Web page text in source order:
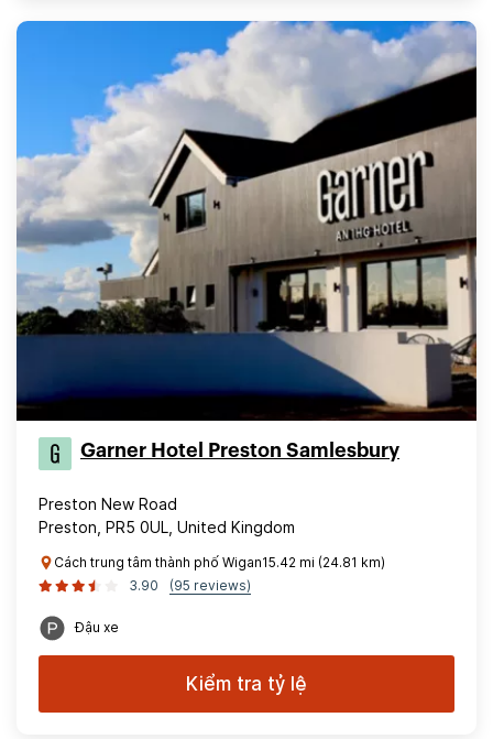
Garner Hotel Preston Samlesbury
Preston New Road
Preston, PR5 0UL, United Kingdom
Cách trung tâm thành phố Wigan15.42 mi (24.81 km)
3.90
(95 reviews)
Đậu xe
Kiểm tra tỷ lệ